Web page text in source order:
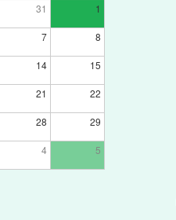
31 1
7 8
14 15
21 22
28 29
4 5